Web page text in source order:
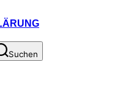
Suchen